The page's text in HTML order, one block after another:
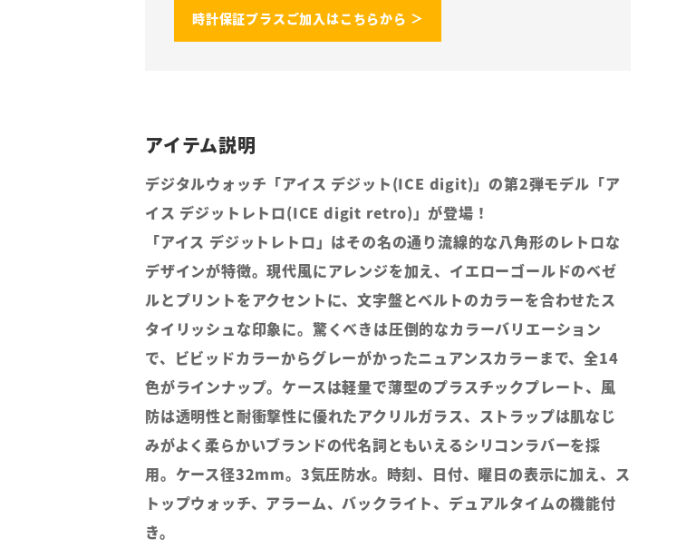
時計保証プラスご加入はこちらから ＞
デジタルウォッチ「アイス デジット(ICE digit)」の第2弾モデル「ア
イス デジットレトロ(ICE digit retro)」が登場！
「アイス デジットレトロ」はその名の通り流線的な八角形のレトロな
デザインが特徴。現代風にアレンジを加え、イエローゴールドのベゼ
ルとプリントをアクセントに、文字盤とベルトのカラーを合わせたス
タイリッシュな印象に。驚くべきは圧倒的なカラーバリエーション
で、ビビッドカラーからグレーがかったニュアンスカラーまで、全14
色がラインナップ。ケースは軽量で薄型のプラスチックプレート、風
防は透明性と耐衝撃性に優れたアクリルガラス、ストラップは肌なじ
みがよく柔らかいブランドの代名詞ともいえるシリコンラバーを採
用。ケース径32mm。3気圧防水。時刻、日付、曜日の表示に加え、ス
トップウォッチ、アラーム、バックライト、デュアルタイムの機能付
き。